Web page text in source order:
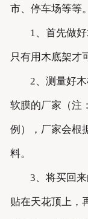
市、停车场等等。
1、首先做
只有用木底架才
2、测量好
软膜的厂家（注
例），厂家会根
料。
3、将买回
贴在天花顶上，